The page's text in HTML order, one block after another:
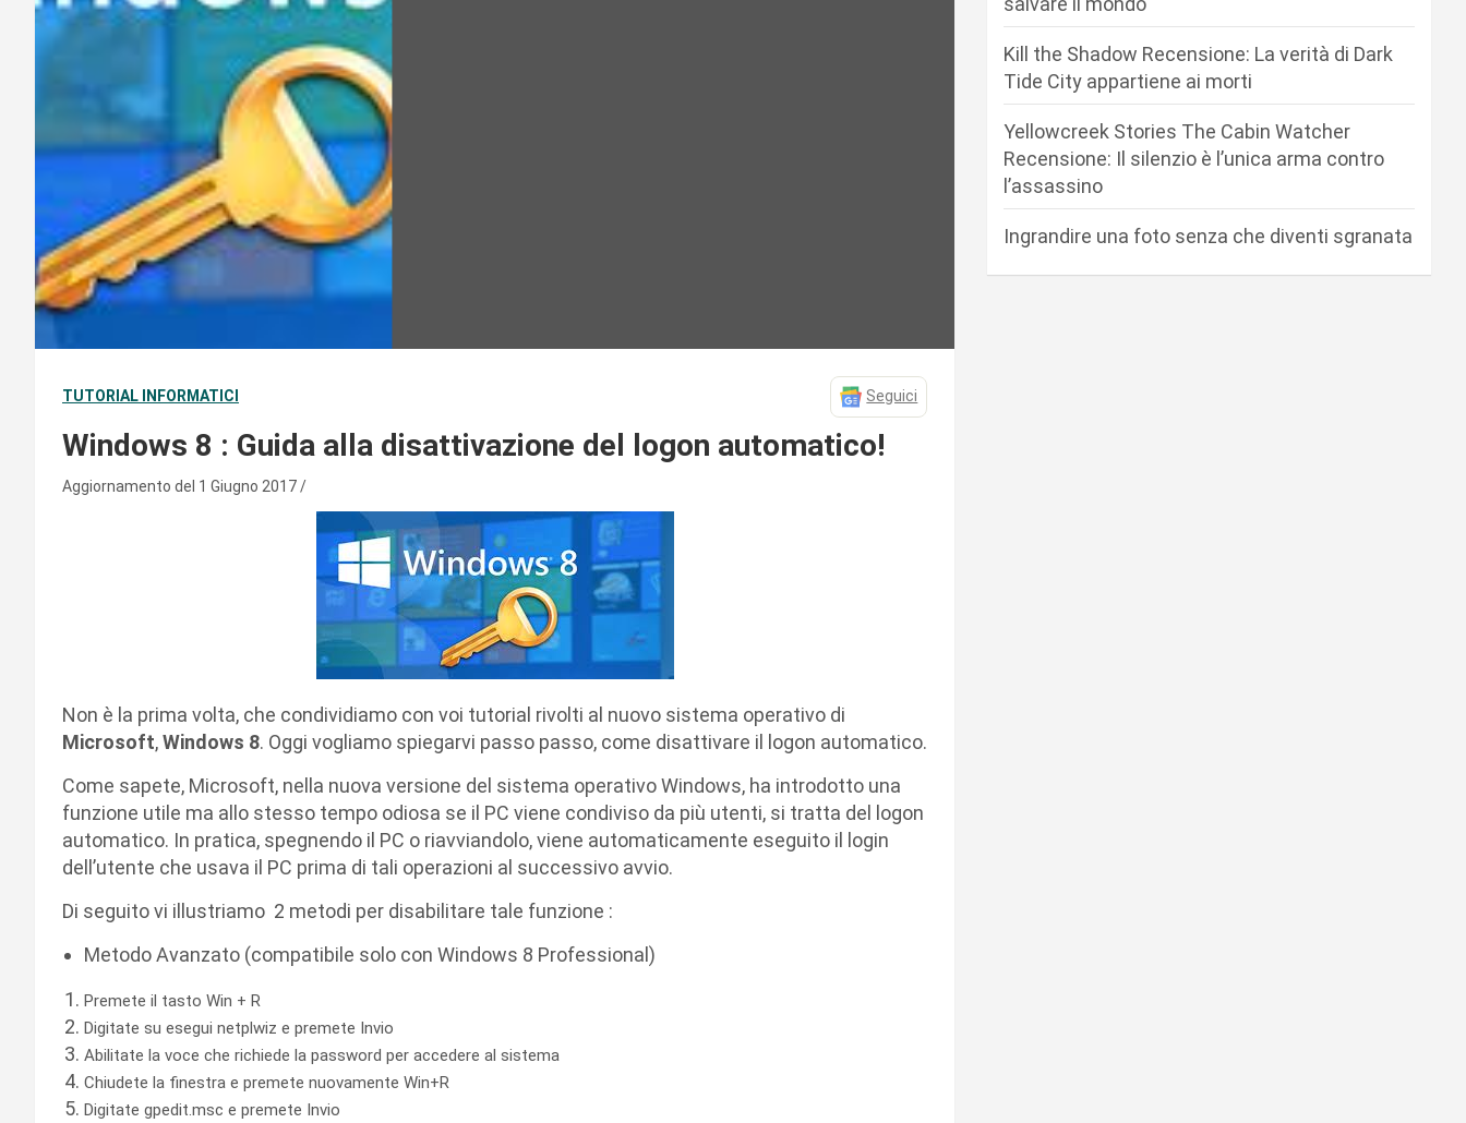
TUTORIAL INFORMATICI Seguici
Windows 8 : Guida alla disattivazione del logon automatico!
Aggiornamento del 1 Giugno 2017
Non è la prima volta, che condividiamo con voi tutorial rivolti al nuovo sistema operativo di
Microsoft,Windows 8. Oggi vogliamo spiegarvi passo passo, come disattivare il logon automatico.
Come sapete, Microsoft, nella nuova versione del sistema operativo Windows, ha introdotto una
funzione utile ma allo stesso tempo odiosa se il PC viene condiviso da più utenti, si tratta del logon
automatico. In pratica, spegnendo il PC o riavviandolo, viene automaticamente eseguito il login
dell’utente che usava il PC prima di tali operazioni al successivo avvio.
Di seguito vi illustriamo 2 metodi per disabilitare tale funzione :
Metodo Avanzato (compatibile solo con Windows 8 Professional)
Premete il tasto Win + R
Digitate su esegui netplwiz e premete Invio
Abilitate la voce che richiede la password per accedere al sistema
Chiudete la finestra e premete nuovamente Win+R
Digitate gpedit.msc e premete Invio
Kill the Shadow Recensione: La verità di Dark
Tide City appartiene ai morti
Yellowcreek Stories The Cabin Watcher
Recensione: Il silenzio è l’unica arma contro
l’assassino
Ingrandire una foto senza che diventi sgranata